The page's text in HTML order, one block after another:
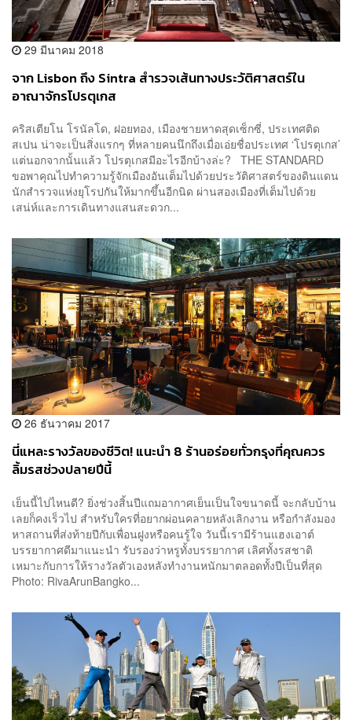
29 มีนาคม 2018
จาก Lisbon ถึง Sintra สำรวจเส้นทางประวัติศาสตร์ใน
อาณาจักรโปรตุเกส
คริสเตียโน โรนัลโด, ฝอยทอง, เมืองชายหาดสุดเซ็กซี่, ประเทศติด
สเปน น่าจะเป็นสิ่งแรกๆ ที่หลายคนนึกถึงเมื่อเอ่ยชื่อประเทศ ‘โปรตุเกส’
แต่นอกจากนั้นแล้ว โปรตุเกสมีอะไรอีกบ้างล่ะ? THE STANDARD
ขอพาคุณไปทำความรู้จักเมืองอันเต็มไปด้วยประวัติศาสตร์ของดินแดน
นักสำรวจแห่งยุโรปกันให้มากขึ้นอีกนิด ผ่านสองเมืองที่เต็มไปด้วย
เสน่ห์และการเดินทางแสนสะดวก...
26 ธันวาคม 2017
นี่แหละรางวัลของชีวิต! แนะนำ 8 ร้านอร่อยทั่วกรุงที่คุณควร
ลิ้มรสช่วงปลายปีนี้
เย็นนี้ไปไหนดี? ยิ่งช่วงสิ้นปีแถมอากาศเย็นเป็นใจขนาดนี้ จะกลับบ้าน
เลยก็คงเร็วไป สำหรับใครที่อยากผ่อนคลายหลังเลิกงาน หรือกำลังมอง
หาสถานที่ส่งท้ายปีกับเพื่อนฝูงหรือคนรู้ใจ วันนี้เรามีร้านแฮงเอาต์
บรรยากาศดีมาแนะนำ รับรองว่าหรูทั้งบรรยากาศ เลิศทั้งรสชาติ
เหมาะกับการให้รางวัลตัวเองหลังทำงานหนักมาตลอดทั้งปีเป็นที่สุด
Photo: RivaArunBangko...